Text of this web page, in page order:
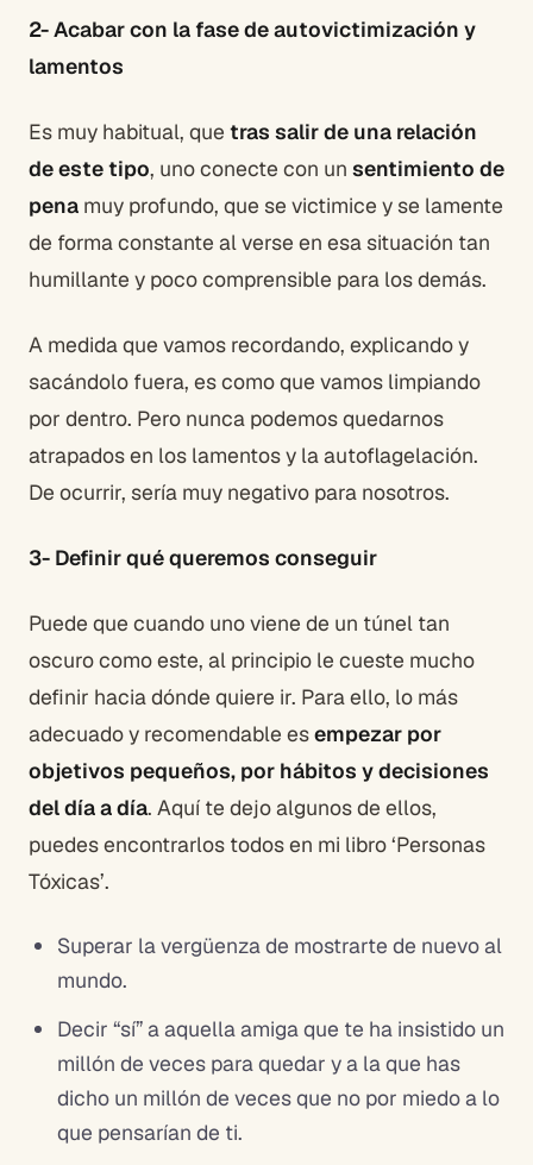
2- Acabar con la fase de autovictimización y
lamentos
Es muy habitual, que tras salir de una relación
de este tipo, uno conecte con un sentimiento de
pena muy profundo, que se victimice y se lamente
de forma constante al verse en esa situación tan
humillante y poco comprensible para los demás.
A medida que vamos recordando, explicando y
sacándolo fuera, es como que vamos limpiando
por dentro. Pero nunca podemos quedarnos
atrapados en los lamentos y la autoflagelación.
De ocurrir, sería muy negativo para nosotros.
3- Definir qué queremos conseguir
Puede que cuando uno viene de un túnel tan
oscuro como este, al principio le cueste mucho
definir hacia dónde quiere ir. Para ello, lo más
adecuado y recomendable esempezar por
objetivos pequeños, por hábitos y decisiones
del día a día. Aquí te dejo algunos de ellos,
puedes encontrarlos todos en mi libro ‘Personas
Tóxicas’.
Superar la vergüenza de mostrarte de nuevo al
mundo.
Decir “sí” a aquella amiga que te ha insistido un
millón de veces para quedar y a la que has
dicho un millón de veces que no por miedo a lo
que pensarían de ti.